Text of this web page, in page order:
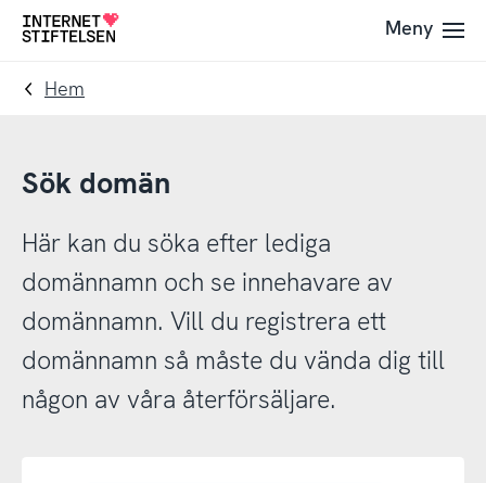
Till
navigering
Till
innehåll
Till
Meny
Hem
Sök domän
Här kan du söka efter lediga
domännamn och se innehavare av
domännamn. Vill du registrera ett
domännamn så måste du vända dig till
någon av våra återförsäljare.